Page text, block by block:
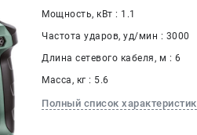
Мощность, кВт : 1.1
Частота ударов, уд/мин : 3000
Длина сетевого кабеля, м : 6
Масса, кг : 5.6
Полный список характеристик